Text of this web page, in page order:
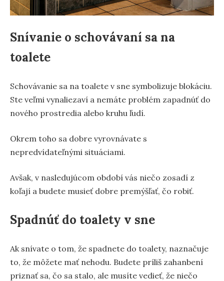
Snívanie o schovávaní sa na
toalete
Schovávanie sa na toalete v sne symbolizuje blokáciu.
Ste veľmi vynaliezaví a nemáte problém zapadnúť do
nového prostredia alebo kruhu ľudí.
Okrem toho sa dobre vyrovnávate s
nepredvídateľnými situáciami.
Avšak, v nasledujúcom období vás niečo zosadí z
koľají a budete musieť dobre premýšľať, čo robiť.
Spadnúť do toalety v sne
Ak snívate o tom, že spadnete do toalety, naznačuje
to, že môžete mať nehodu. Budete príliš zahanbení
priznať sa, čo sa stalo, ale musíte vedieť, že niečo